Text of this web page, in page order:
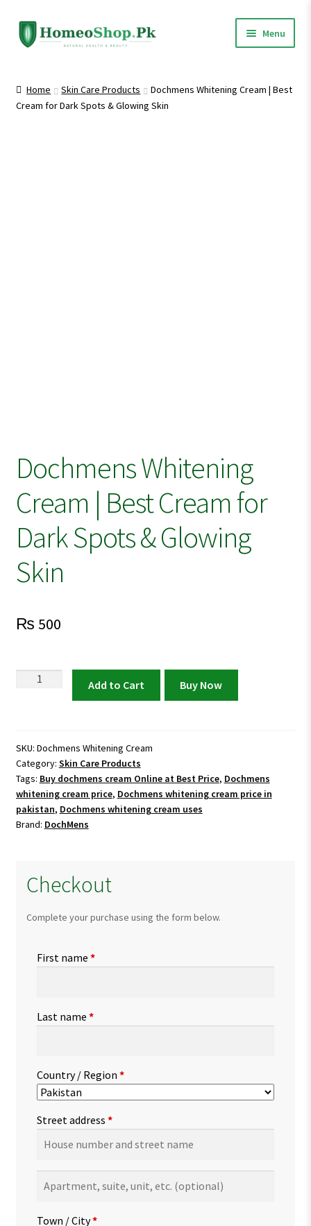
Skip
to
Skip
to
Menu
Shop All
Home Skin Care Products
Dochmens Whitening Cream | Best
Cream for Dark Spots & Glowing Skin
Dochmens Whitening
Cream | Best Cream for
Dark Spots & Glowing
Skin
₨ 500
Dochmens
Best
Cream
for
Dark
Spots
quantity
Add to Cart Buy Now
SKU: Dochmens Whitening Cream
Category: Skin Care Products
Tags: Buy dochmens cream Online at Best Price, Dochmens
whitening cream price, Dochmens whitening cream price in
pakistan, Dochmens whitening cream uses
Brand: DochMens
Checkout
Complete your purchase using the form below.
First name *
Last name *
Country / Region *
Street address *
suite,
Town / City*